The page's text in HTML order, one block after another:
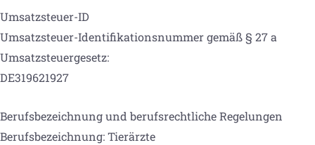
Umsatzsteuer-ID
Umsatzsteuer-Identifikationsnummer gemäß § 27 a
Umsatzsteuergesetz:
DE319621927
Berufsbezeichnung und berufsrechtliche Regelungen
Berufsbezeichnung: Tierärzte